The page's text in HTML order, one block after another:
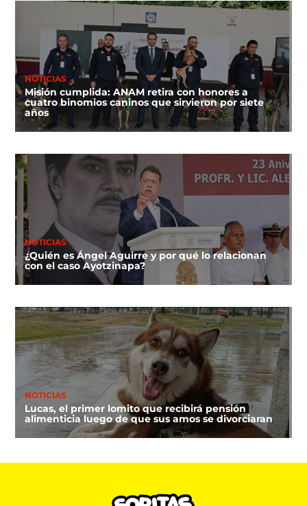
NOTICIAS
Misión cumplida: ANAM retira con honores a
cuatro binomios caninos que sirvieron por siete
años
NOTICIAS
¿Quién es Ángel Aguirre y por qué lo relacionan
con el caso Ayotzinapa?
NOTICIAS
Lucas, el primer lomito que recibirá pensión
alimenticia luego de que sus amos se divorciaran